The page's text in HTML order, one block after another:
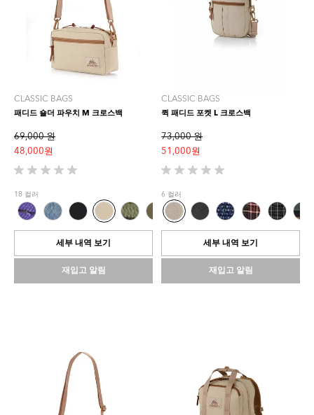
CLASSIC BAGS
패디드 숄더 파우치 M 크로스백
69,000 원
48,000 원
별
5
개
중
0.0
입
다.
18 컬러
세부 내역 보기
재입고 알림
CLASSIC BAGS
퀵 패디드 포켓 L 크로스백
73,000 원
51,000 원
별
5
개
중
0.0
입
다.
6 컬러
세부 내역 보기
재입고 알림